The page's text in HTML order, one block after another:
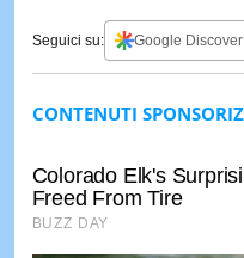
Seguici su: Google Discover